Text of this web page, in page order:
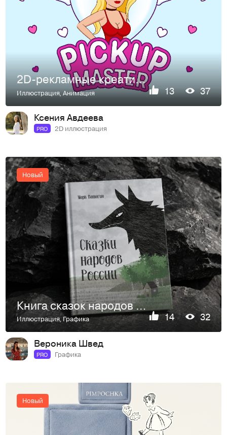
2D-рекламные креативы для игры Pickup Master
Иллюстрация,Анимация 13 37
Ксения Авдеева
PRO 2D иллюстрация
Новый
Книга сказок народов России
Иллюстрация,Графика 14 32
Вероника Швед
PRO Графика
Новый